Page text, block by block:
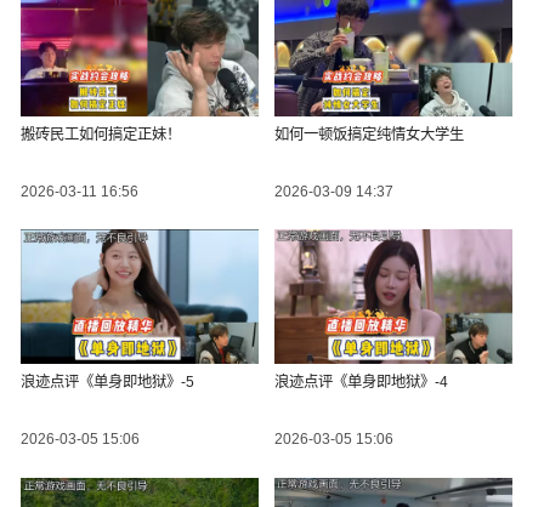
搬砖民工如何搞定正妹！
2026-03-11 16:56
如何一顿饭搞定纯情女大学生
2026-03-09 14:37
浪迹点评《单身即地狱》-5
2026-03-05 15:06
浪迹点评《单身即地狱》-4
2026-03-05 15:06